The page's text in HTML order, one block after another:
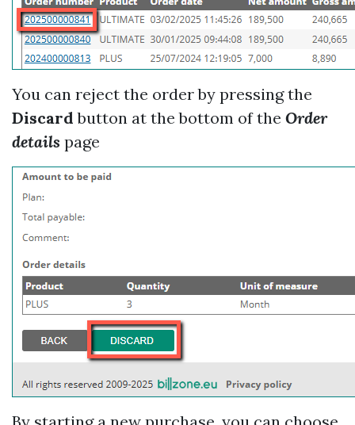
You can reject the order by pressing the
Discardbutton at the bottom of the Order
details page